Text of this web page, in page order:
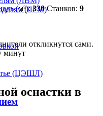
(ЛГМ)
(ЦЭШЛ)
(м²):330 Станков: 9
откликнутся сами.
минут
оснастки в